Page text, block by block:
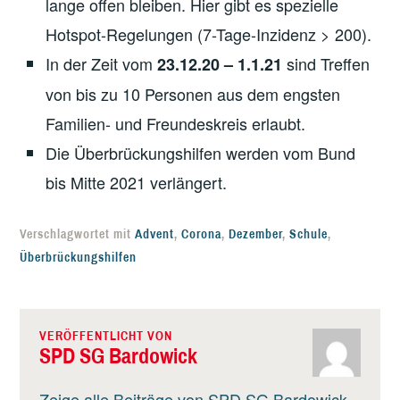
Hotspot-Regelungen (7-Tage-Inzidenz > 200).
In der Zeit vom 23.12.20 – 1.1.21 sind Treffen
von bis zu 10 Personen aus dem engsten
Familien- und Freundeskreis erlaubt.
Die Überbrückungshilfen werden vom Bund
bis Mitte 2021 verlängert.
Verschlagwortet mitAdvent,Corona,Dezember,Schule,
Überbrückungshilfen
VERÖFFENTLICHT VON
SPD SG Bardowick